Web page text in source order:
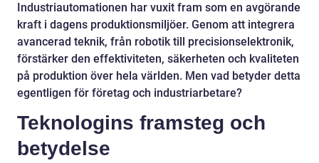
Industriautomationen har vuxit fram som en avgörande
kraft i dagens produktionsmiljöer. Genom att integrera
avancerad teknik, från robotik till precisionselektronik,
förstärker den effektiviteten, säkerheten och kvaliteten
på produktion över hela världen. Men vad betyder detta
egentligen för företag och industriarbetare?
Teknologins framsteg och
betydelse